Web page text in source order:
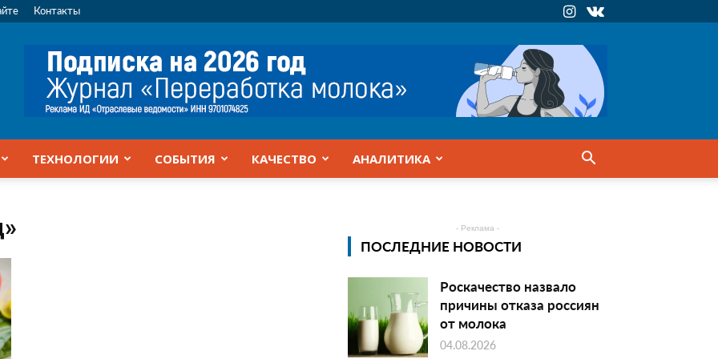
Контакты
ТЕХНОЛОГИИ СОБЫТИЯ КАЧЕСТВО АНАЛИТИКА
- Реклама -
ПОСЛЕДНИЕ НОВОСТИ
Роскачество назвало
причины отказа россиян
от молока
04.08.2026